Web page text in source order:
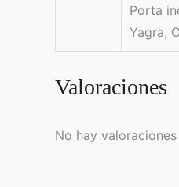
Porta
Yagra,
Valoraciones
No hay valoraciones